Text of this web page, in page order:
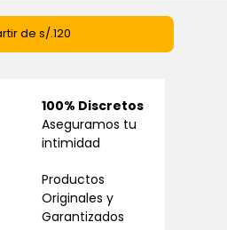
de s/.120
100% Discretos
Aseguramos tu
intimidad
Productos
Originales y
Garantizados